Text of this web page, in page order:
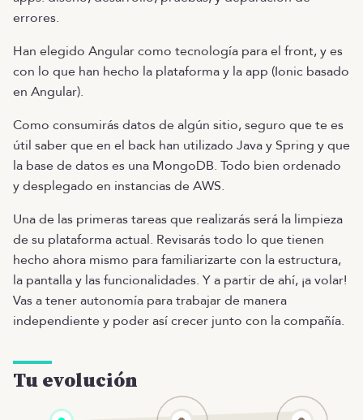
errores.
Han elegido Angular como tecnología para el front, y es
con lo que han hecho la plataforma y la app (Ionic basado
en Angular).
Como consumirás datos de algún sitio, seguro que te es
útil saber que en el back han utilizado Java y Spring y que
la base de datos es una MongoDB. Todo bien ordenado
y desplegado en instancias de AWS.
Una de las primeras tareas que realizarás será la limpieza
de su plataforma actual. Revisarás todo lo que tienen
hecho ahora mismo para familiarizarte con la estructura,
la pantalla y las funcionalidades. Y a partir de ahí, ¡a volar!
Vas a tener autonomía para trabajar de manera
independiente y poder así crecer junto con la compañía.
Tu evolución